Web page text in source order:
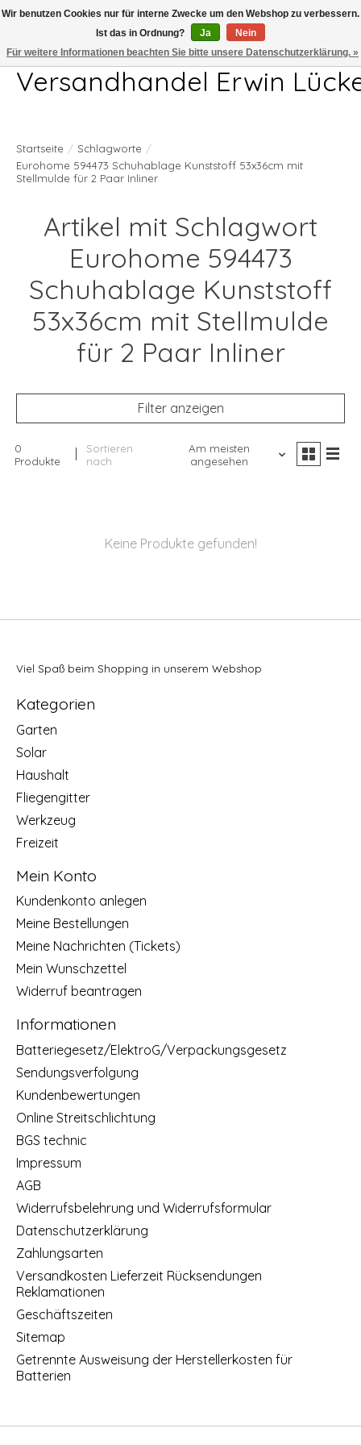
Telefon 04407 715872 MO-DO 7.00-17.00Uhr FR 7.00-13.00Uhr
Versandhandel Erwin
Startseite / Schlagworte /
Eurohome 594473 Schuhablage Kunststoff 53x36cm mit
Stellmulde für 2 Paar Inliner
Artikel mit Schlagwort
Eurohome 594473
Schuhablage Kunststoff
53x36cm mit Stellmulde
für 2 Paar Inliner
Filter anzeigen
0
Produkte
Sortieren
nach
Am meisten
angesehen
Keine Produkte gefunden!
Viel Spaß beim Shopping in unserem Webshop
Kategorien
Garten
Solar
Haushalt
Fliegengitter
Werkzeug
Freizeit
Mein Konto
Kundenkonto anlegen
Meine Bestellungen
Meine Nachrichten (Tickets)
Mein Wunschzettel
Widerruf beantragen
Informationen
Batteriegesetz/ElektroG/Verpackungsgesetz
Sendungsverfolgung
Kundenbewertungen
Online Streitschlichtung
BGS technic
Impressum
AGB
Widerrufsbelehrung und Widerrufsformular
Datenschutzerklärung
Zahlungsarten
Versandkosten Lieferzeit Rücksendungen
Reklamationen
Geschäftszeiten
Sitemap
Getrennte Ausweisung der Herstellerkosten für
Batterien
Wir benutzen Cookies nur für interne Zwecke um den Webshop zu verbessern.
Ist das in Ordnung?
Ja
Nein
Für weitere Informationen beachten Sie bitte unsere Datenschutzerklärung. »